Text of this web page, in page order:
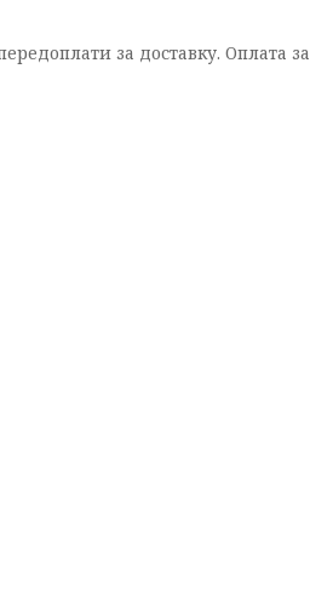
за доставку. Оплата за